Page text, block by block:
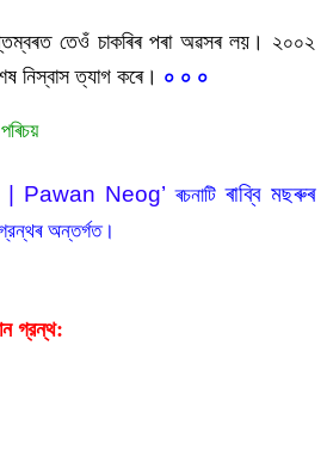
তেওঁ চাকৰিৰ পৰা অৱসৰ লয়। ২০০২
নিস্বাস ত্যাগ কৰে। ০ ০ ০
| Pawan Neog’ ৰচনাটি ৰাব্বি মছৰুৰ
অন্তর্গত।
গ্রন্থ: